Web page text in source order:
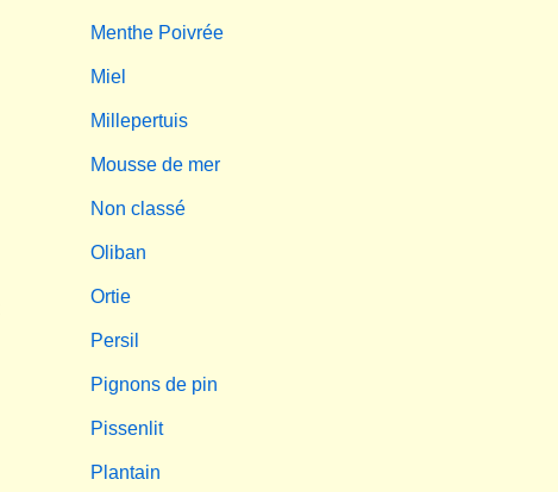
Menthe Poivrée
Miel
Millepertuis
Mousse de mer
Non classé
Oliban
Ortie
Persil
Pignons de pin
Pissenlit
Plantain